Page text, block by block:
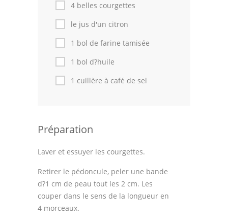
Recettes marocaine
Cuisine Algérienne
Cuisine Tunisienne
Cuisine Juive
Articles
Actualités
Astuces de cuisine
Leçons de cuisine
4 belles courgettes
le jus d'un citron
1 bol de farine tamisée
1 bol d?huile
1 cuillère à café de sel
Préparation
Laver et essuyer les courgettes.
Retirer le pédoncule, peler une bande
d?1 cm de peau tout les 2 cm. Les
couper dans le sens de la longueur en
4 morceaux.